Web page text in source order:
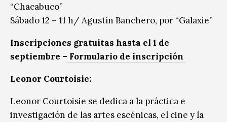
“Chacabuco”
Sábado 12 – 11 h/ Agustín Banchero, por “Galaxie”
Inscripciones gratuitas hasta el 1 de
septiembre – Formulario de inscripción
Leonor Courtoisie:
Leonor Courtoisie se dedica a la práctica e
investigación de las artes escénicas, el cine y la